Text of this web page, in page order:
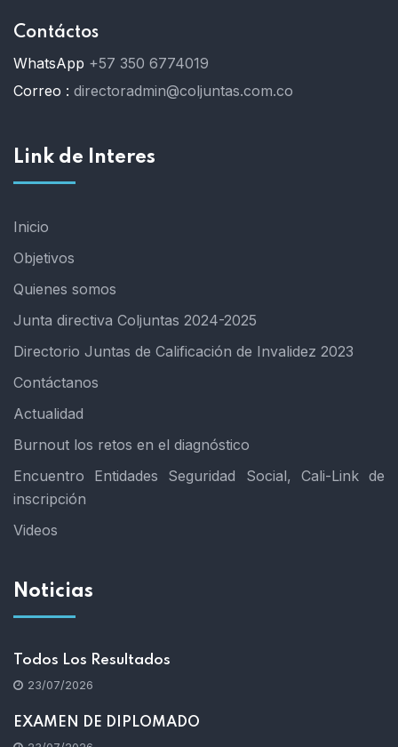
Contáctos
WhatsApp +57 350 6774019
Correo : directoradmin@coljuntas.com.co
Link de Interes
Inicio
Objetivos
Quienes somos
Junta directiva Coljuntas 2024-2025
Directorio Juntas de Calificación de Invalidez 2023
Contáctanos
Actualidad
Burnout los retos en el diagnóstico
Encuentro Entidades Seguridad Social, Cali-Link de
inscripción
Videos
Noticias
Todos Los Resultados
23/07/2026
EXAMEN DE DIPLOMADO